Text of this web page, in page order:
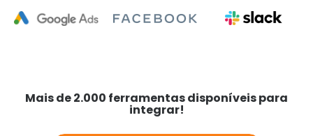
Mais de 2.000 ferramentas disponíveis para
integrar!